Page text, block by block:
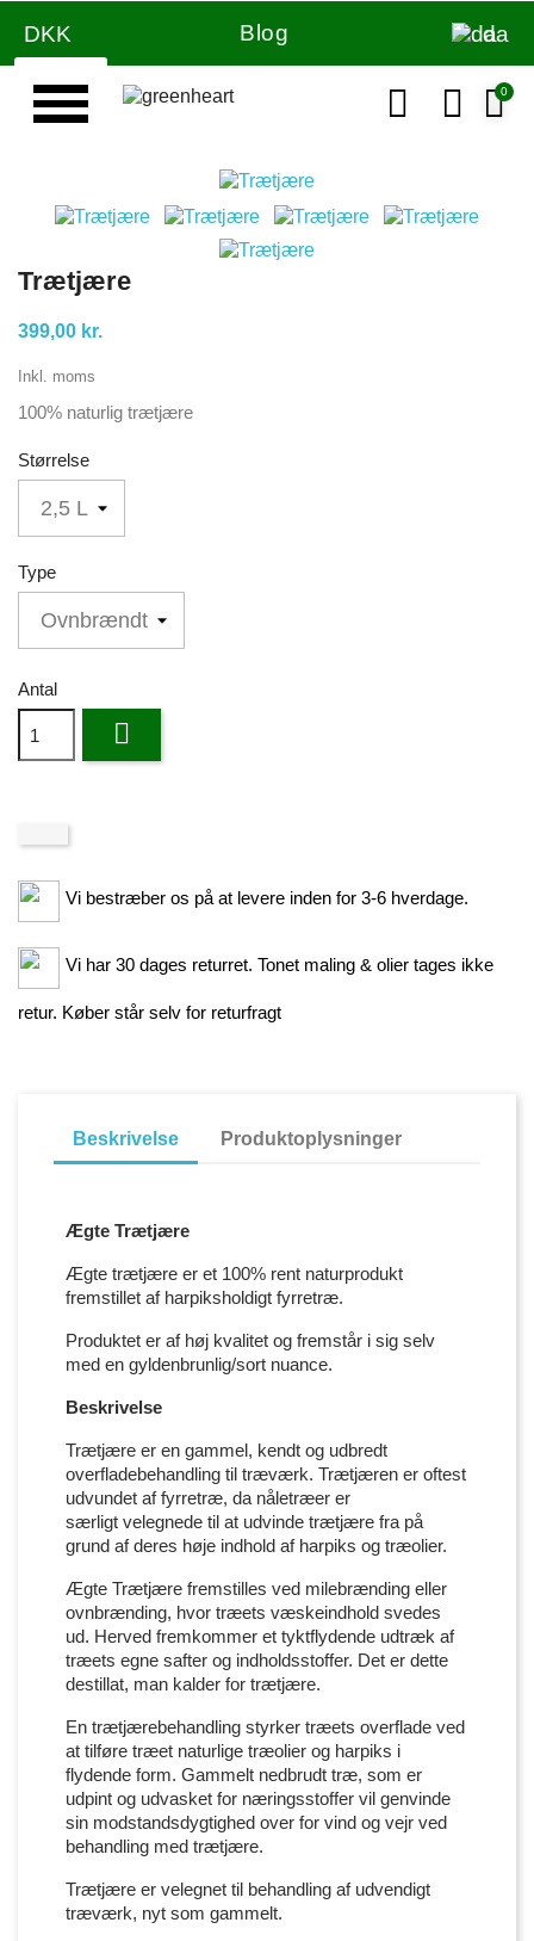
DKK Blog da
Trætjære
399,00 kr.
Inkl. moms
100% naturlig trætjære
Størrelse
Type
Antal

Vi bestræber os på at levere inden for 3-6 hverdage.
Vi har 30 dages returret. Tonet maling & olier tages ikke
retur. Køber står selv for returfragt
Beskrivelse Produktoplysninger
Ægte Trætjære
Ægte trætjære er et 100% rent naturprodukt
fremstillet af harpiksholdigt fyrretræ.
Produktet er af høj kvalitet og fremstår i sig selv
med en gyldenbrunlig/sort nuance.
Beskrivelse
Trætjære er en gammel, kendt og udbredt
overfladebehandling til træværk. Trætjæren er oftest
udvundet af fyrretræ, da nåletræer er
særligt velegnede til at udvinde trætjære fra på
grund af deres høje indhold af harpiks og træolier.
Ægte Trætjære fremstilles ved milebrænding eller
ovnbrænding, hvor træets væskeindhold svedes
ud. Herved fremkommer et tyktflydende udtræk af
træets egne safter og indholdsstoffer. Det er dette
destillat, man kalder for trætjære.
En trætjærebehandling styrker træets overflade ved
at tilføre træet naturlige træolier og harpiks i
flydende form. Gammelt nedbrudt træ, som er
udpint og udvasket for næringsstoffer vil genvinde
sin modstandsdygtighed over for vind og vejr ved
behandling med trætjære.
Trætjære er velegnet til behandling af udvendigt
træværk, nyt som gammelt.